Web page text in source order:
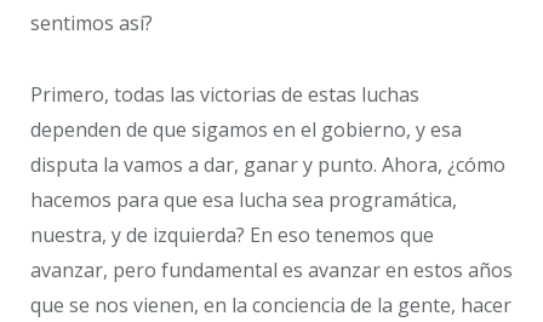
sentimos así?
Primero, todas las victorias de estas luchas
dependen de que sigamos en el gobierno, y esa
disputa la vamos a dar, ganar y punto. Ahora, ¿cómo
hacemos para que esa lucha sea programática,
nuestra, y de izquierda? En eso tenemos que
avanzar, pero fundamental es avanzar en estos años
que se nos vienen, en la conciencia de la gente, hacer